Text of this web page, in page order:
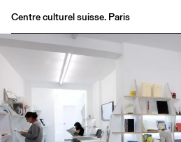
Centre culturel suisse. Paris
Agenda
Bookshop
Buvette
Archives
Medias